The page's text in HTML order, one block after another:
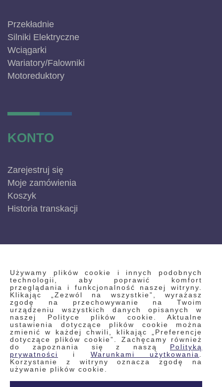
Używamy plików cookie i innych podobnych
technologii, aby poprawić komfort
przeglądania i funkcjonalność naszej witryny.
Klikając „Zezwól na wszystkie”, wyrażasz
zgodę na przechowywanie na Twoim
urządzeniu wszystkich danych opisanych w
naszej Polityce plików cookie. Aktualne
ustawienia dotyczące plików cookie można
zmienić w każdej chwili, klikając „Preferencje
dotyczące plików cookie”. Zachęcamy również
do zapoznania się z naszą Polityką
prywatności
i Warunkami użytkowania
Korzystanie z witryny oznacza zgodę na
używanie plików cookie.
Przekładnie
Silniki Elektryczne
Wciągarki
Wariatory/Falowniki
Motoreduktory
KONTO
Zarejestruj się
Moje zamówienia
Koszyk
Historia transkacji
INFORMACJE
Regulamin
Polityka prywatności i pliki cookie
Wyszukiwane frazy
Wyszukiwanie zaawansowane
Zamówienia
Skontaktuj się z nami
Odstąp od umowy